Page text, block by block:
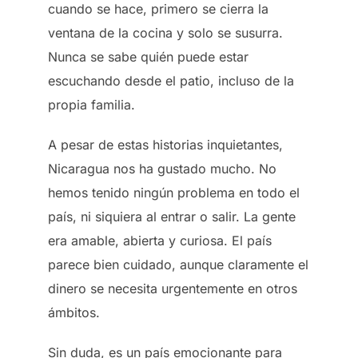
cuando se hace, primero se cierra la
ventana de la cocina y solo se susurra.
Nunca se sabe quién puede estar
escuchando desde el patio, incluso de la
propia familia.
A pesar de estas historias inquietantes,
Nicaragua nos ha gustado mucho. No
hemos tenido ningún problema en todo el
país, ni siquiera al entrar o salir. La gente
era amable, abierta y curiosa. El país
parece bien cuidado, aunque claramente el
dinero se necesita urgentemente en otros
ámbitos.
Sin duda, es un país emocionante para